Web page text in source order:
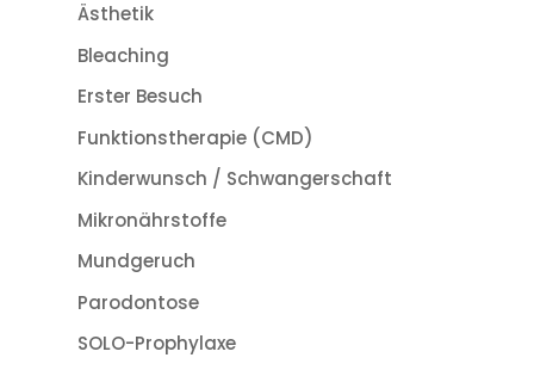
Ästhetik
Bleaching
Erster Besuch
Funktionstherapie (CMD)
Kinderwunsch / Schwangerschaft
Mikronährstoffe
Mundgeruch
Parodontose
SOLO-Prophylaxe